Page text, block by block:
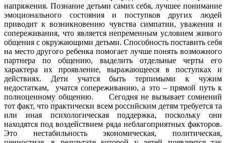
напряжения. Познание детьми самих себя, лучшее понимание
эмоционального состояния и поступков других людей
приводит к возникновению чувства симпатии, уважения и
сопереживания, что является непременным условием живого
общения с окружающими детьми. Способность поставить себя
на место другого ребенка помогает лучше понять возможного
партнера по общению, выделить отдельные черты его
характера их проявление, выражающееся в поступках и
действиях. Дети учатся быть терпимыми к чужим
недостаткам, учатся сопереживанию, а это – прямой путь к
полноценному общению. Сегодня не вызывает сомнений
тот факт, что практически всем российским детям требуется та
или иная психологическая поддержка, поскольку они
находятся под воздействием ряда неблагоприятных факторов.
Это нестабильность экономическая, политическая,